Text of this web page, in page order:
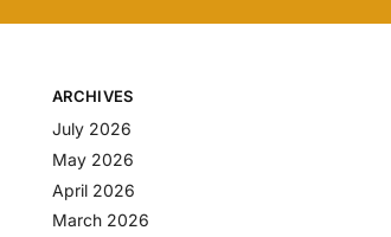
ARCHIVES
July 2026
May 2026
April 2026
March 2026